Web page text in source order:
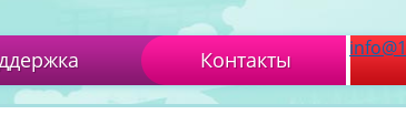
Контакты